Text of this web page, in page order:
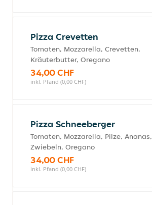
Pizza Crevetten
Tomaten, Mozzarella, Crevetten,
Kräuterbutter, Oregano
34,00 CHF
inkl. Pfand (0,00 CHF)
Pizza Schneeberger
Tomaten, Mozzarella, Pilze, Ananas,
Zwiebeln, Oregano
34,00 CHF
inkl. Pfand (0,00 CHF)